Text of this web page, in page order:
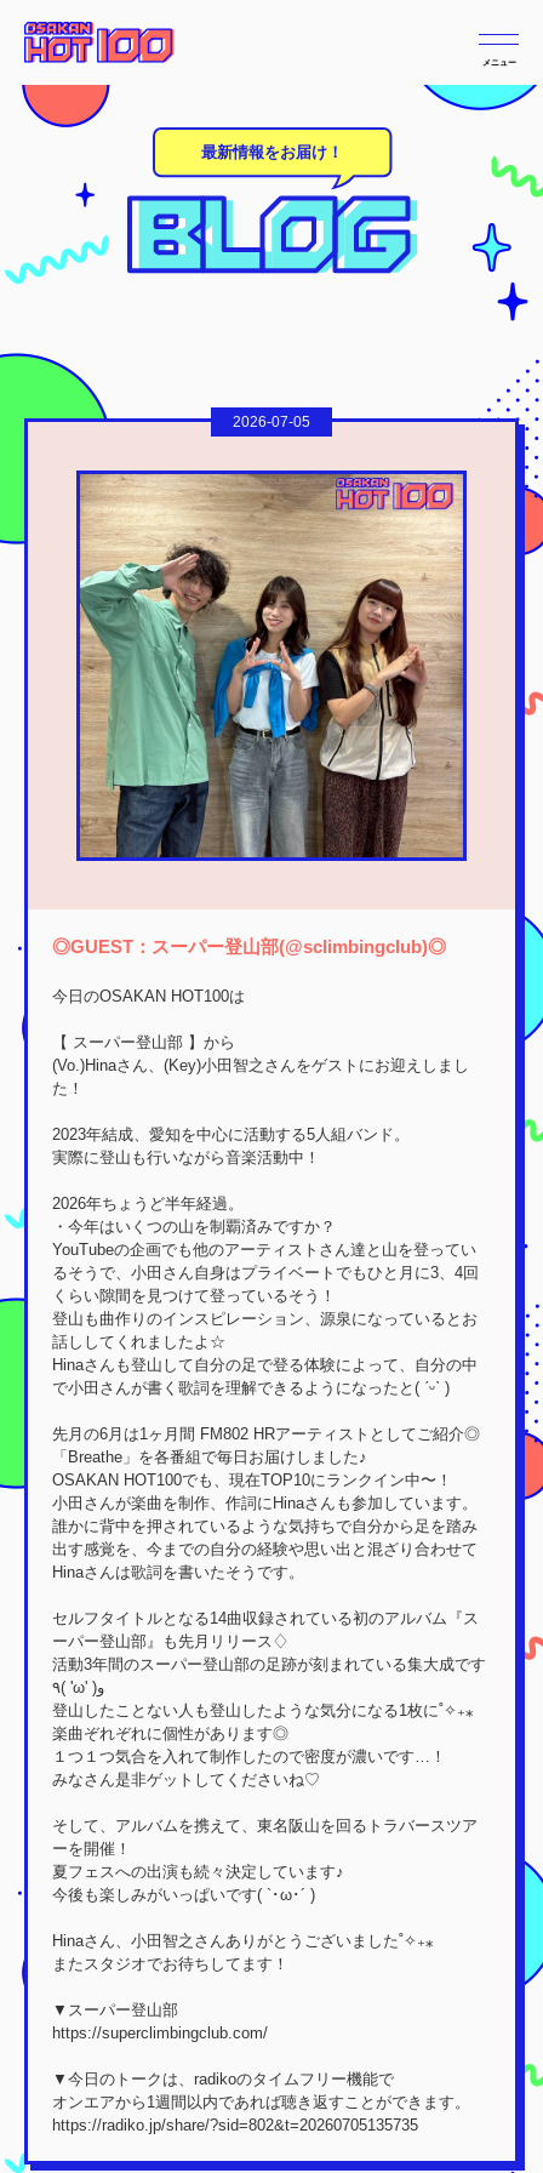
メニュー
最新情報をお届け！
2026-07-05
◎GUEST：スーパー登山部(@sclimbingclub)◎
今日のOSAKAN HOT100は
【 スーパー登山部 】から
(Vo.)Hinaさん、(Key)小田智之さんをゲストにお迎えしまし
た！
2023年結成、愛知を中心に活動する5人組バンド。
実際に登山も行いながら音楽活動中！
2026年ちょうど半年経過。
・今年はいくつの山を制覇済みですか？
YouTubeの企画でも他のアーティストさん達と山を登ってい
るそうで、小田さん自身はプライベートでもひと月に3、4回
くらい隙間を見つけて登っているそう！
登山も曲作りのインスピレーション、源泉になっているとお
話ししてくれましたよ☆
Hinaさんも登山して自分の足で登る体験によって、自分の中
で小田さんが書く歌詞を理解できるようになったと( ˊᵕˋ )
先月の6月は1ヶ月間 FM802 HRアーティストとしてご紹介◎
「Breathe」を各番組で毎日お届けしました♪
OSAKAN HOT100でも、現在TOP10にランクイン中〜！
小田さんが楽曲を制作、作詞にHinaさんも参加しています。
誰かに背中を押されているような気持ちで自分から足を踏み
出す感覚を、今までの自分の経験や思い出と混ざり合わせて
Hinaさんは歌詞を書いたそうです。
セルフタイトルとなる14曲収録されている初のアルバム『ス
ーパー登山部』も先月リリース♢
活動3年間のスーパー登山部の足跡が刻まれている集大成です
٩( 'ω' )و
登山したことない人も登山したような気分になる1枚に˚✧₊⁎
楽曲ぞれぞれに個性があります◎
１つ１つ気合を入れて制作したので密度が濃いです…！
みなさん是非ゲットしてくださいね♡
そして、アルバムを携えて、東名阪山を回るトラバースツア
ーを開催！
夏フェスへの出演も続々決定しています♪
今後も楽しみがいっぱいです( `･ω･´ )
Hinaさん、小田智之さんありがとうございました˚✧₊⁎
またスタジオでお待ちしてます！
▼スーパー登山部
https://superclimbingclub.com/
▼今日のトークは、radikoのタイムフリー機能で
オンエアから1週間以内であれば聴き返すことができます。
https://radiko.jp/share/?sid=802&t=20260705135735